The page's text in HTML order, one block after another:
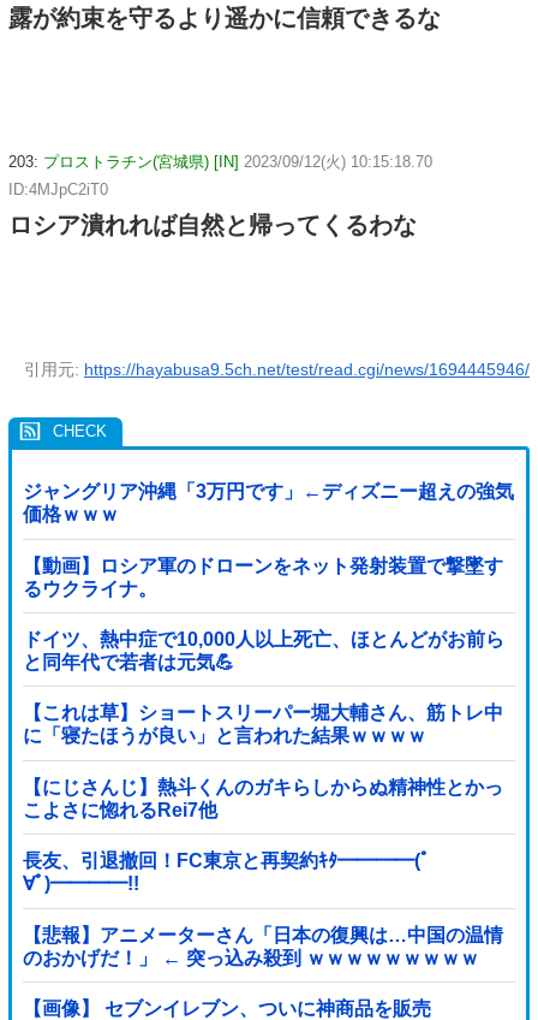
露が約束を守るより遥かに信頼できるな
203: プロストラチン(宮城県) [IN] 2023/09/12(火) 10:15:18.70
ID:4MJpC2iT0
ロシア潰れれば自然と帰ってくるわな
引用元: https://hayabusa9.5ch.net/test/read.cgi/news/1694445946/
ジャングリア沖縄「3万円です」←ディズニー超えの強気
価格ｗｗｗ
【動画】ロシア軍のドローンをネット発射装置で撃墜す
るウクライナ。
ドイツ、熱中症で10,000人以上死亡、ほとんどがお前ら
と同年代で若者は元気💪
【これは草】ショートスリーパー堀大輔さん、筋トレ中
に「寝たほうが良い」と言われた結果ｗｗｗｗ
【にじさんじ】熱斗くんのガキらしからぬ精神性とかっ
こよさに惚れるRei7他
長友、引退撤回！FC東京と再契約ｷﾀ━━━━(ﾟ
∀ﾟ)━━━━!!
【悲報】アニメーターさん「日本の復興は…中国の温情
のおかげだ！」 ← 突っ込み殺到 ｗｗｗｗｗｗｗｗｗ
【画像】 セブンイレブン、ついに神商品を販売